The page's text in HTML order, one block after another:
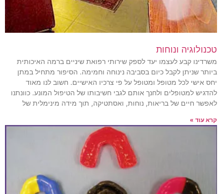
טכנולוגיה ונוחות
משרדינו קבע לעצמו יעד לספק שירותי רפואת שיניים ברמה האיכותית
ביותר שניתן לקבל כיום בסביבה נינוחה וחמימה. הסיפור מתחיל במתן
יחס אישי לכל מטופל ומטופל על פי צרכיו האישיים. חשוב לנו מאוד
להדגיש למטופלים ולחנך אותם לגבי חשיבותו של הטיפול המונע. כוונתנו
לאפשר חיים של בריאות, נוחות, ואסתטיקה, תוך מידה מינימלית של
קרא עוד »